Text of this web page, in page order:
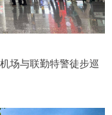
场与联勤特警徒步巡